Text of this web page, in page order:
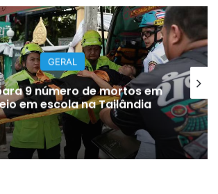
GERAL
9 número de mortos em
em escola na Tailândia